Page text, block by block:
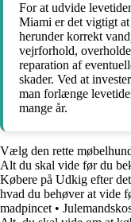
For at udvide
Miami er det vigtigt
herunder korrekt
vejrforhold,
reparation af
skader. Ved at
man forlænge
mange år.
Vælg den rette
Alt du skal vide før du
Købere på Udkig efter
hvad du behøver at vide
madpincet •